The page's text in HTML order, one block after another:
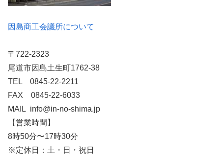
因島商工会議所について
〒722-2323
尾道市因島土生町1762-38
TEL 0845-22-2211
FAX 0845-22-6033
MAIL info@in-no-shima.jp
【営業時間】
8時50分〜17時30分
※定休日：土・日・祝日